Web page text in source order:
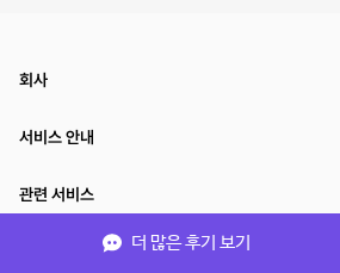
더 많은 후기 보기
회사
서비스 안내
관련 서비스